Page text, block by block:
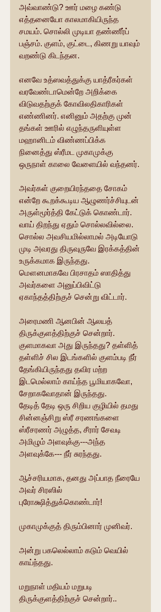
அவ்வாண்டு? ஊர் மழை கண்டு
எத்தனையோ காலமாகியிருந்த
சமயம். சொல்லி முடியா தண்ணீர்ப்
பஞ்சம். குளம், குட்டை, கிணறு யாவும்
வறண்டு கிடந்தன.
எனவே உத்ஸவத்துக்கு யாத்ரீகர்கள்
வரவேண்டாமென்றே அறிக்கை
விடுவதற்குக் கோவிலதிகாரிகள்
எண்ணினர். எனினும் அதற்கு முன்
தங்கள் ஊரில் எழுந்தருளியுள்ள
மஹானிடம் விண்ணப்பிக்க
நினைத்து ஸ்ரீமட முகாமுக்கு
ஒருநாள் காலை வேளையில் வந்தனர்.
அவர்கள் குறையிரந்ததை சோகம்
என்றே கூறக்கூடிய ஆழுணர்ச்சியுடன்
அருள்மூர்த்தி கேட்டுக் கொண்டார்.
வாய் திறந்து ஏதும் சொல்லவில்லை.
சொல்ல அவசியமில்லாமல் அடியோடு
முடி அவரது திருவுருவே இரக்கத்தின்
உருக்கமாக இருந்தது.
மௌனமாகவே பிரசாதம் ஸாதித்து
அவர்களை அனுப்பிவிட்டு
ஏகாந்தத்திற்குச் சென்று விட்டார்.
அரைமணி ஆனபின் ஆலயத்
திருக்குளத்திற்குச் சென்றார்.
குளமாகவா அது இருந்தது? தள்ளித்
தள்ளிச் சில இடங்களில் குளம்படி நீர்
தேங்கியிருந்தது தவிர மற்ற
இடமெல்லாம் காய்ந்த பூமியாகவோ,
சேறாகவோதான் இருந்தது.
தேடித் தேடி ஒரு சிறிய குழியில் தமது
சின்னஞ்சிறு ஸ்ரீ சரணங்களை
ஸ்ரீசரணர் அழுத்த, சீரார் சேவடி
அமிழும் அளவுக்கு---அந்த
அளவுக்கே--- நீர் சுரந்தது.
ஆச்சரியமாக, தனது அப்பாத நீரையே
அவர் சிரஸில்
புரோக்ஷித்துக்கொண்டார்!
முகாமுக்குத் திரும்பினார் முனிவர்.
அன்று பகலெல்லாம் கடும் வெயில்
காய்ந்தது.
மறுநாள் மதியம் மறுபடி
திருக்குளத்திற்குச் சென்றார்..